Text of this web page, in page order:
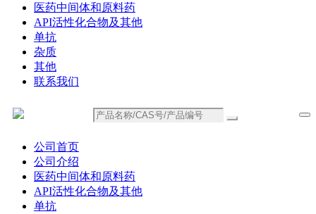
医药中间体和原料药
API活性化合物及其他
单抗
杂质
其他
联系我们
公司首页
公司介绍
医药中间体和原料药
API活性化合物及其他
单抗